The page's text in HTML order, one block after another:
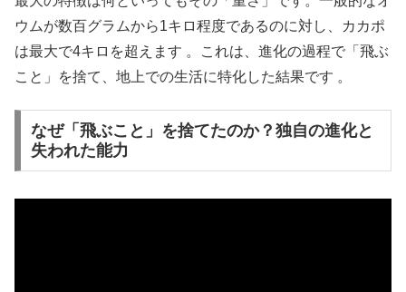
ウムが数百グラムから1キロ程度であるのに対し、カカポ
は最大で4キロを超えます 。これは、進化の過程で「飛ぶ
こと」を捨て、地上での生活に特化した結果です 。
なぜ「飛ぶこと」を捨てたのか？独自の進化と
失われた能力